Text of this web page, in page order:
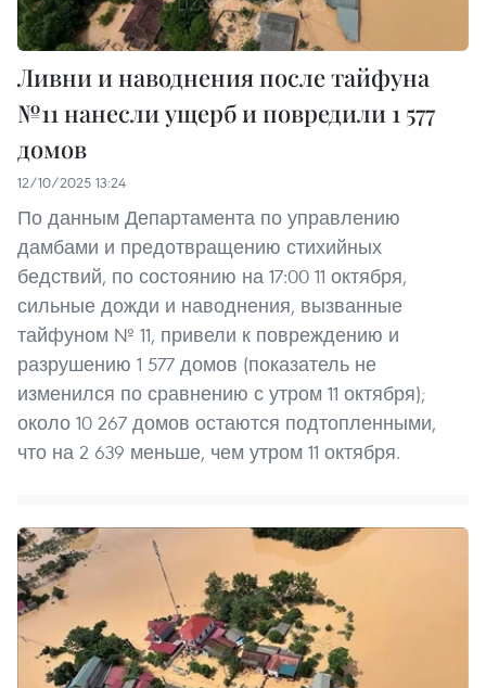
Ливни и наводнения после тайфуна
№11 нанесли ущерб и повредили 1 577
домов
12/10/2025 13:24
По данным Департамента по управлению
дамбами и предотвращению стихийных
бедствий, по состоянию на 17:00 11 октября,
сильные дожди и наводнения, вызванные
тайфуном № 11, привели к повреждению и
разрушению 1 577 домов (показатель не
изменился по сравнению с утром 11 октября);
около 10 267 домов остаются подтопленными,
что на 2 639 меньше, чем утром 11 октября.